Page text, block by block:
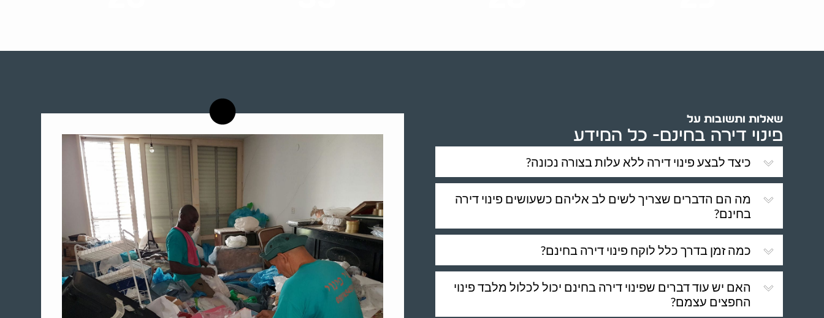
שאלות ותשובות על
פינוי דירה בחינם- כל המידע
כיצד לבצע פינוי דירה ללא עלות בצורה נכונה?
מה הם הדברים שצריך לשים לב אליהם כשעושים פינוי דירה
בחינם?
כמה זמן בדרך כלל לוקח פינוי דירה בחינם?
האם יש עוד דברים שפינוי דירה בחינם יכול לכלול מלבד פינוי
החפצים עצמם?